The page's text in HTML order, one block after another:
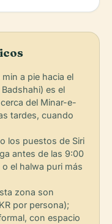
a pie hacia el
es el
del Minar-e-
tardes, cuando
los puestos de Siri
antes de las 9:00
el halwa puri más
zona son
por persona);
con espacio